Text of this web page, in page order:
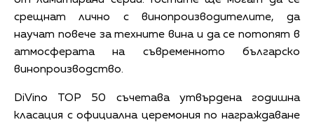
срещнат лично с винопроизводителите, да
научат повече за техните вина и да се потопят в
атмосферата на съвременното българско
винопроизводство.
DiVino TOP 50 съчетава утвърдена годишна
класация с официална церемония по награждаване